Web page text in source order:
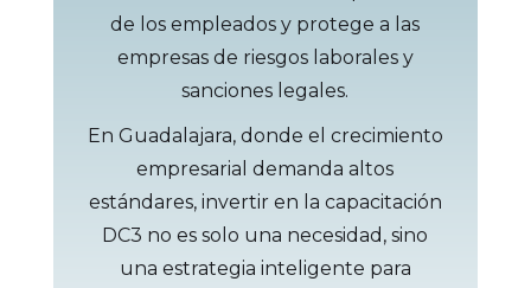
de los empleados y protege a las
empresas de riesgos laborales y
sanciones legales.
En Guadalajara, donde el crecimiento
empresarial demanda altos
estándares, invertir en la capacitación
DC3 no es solo una necesidad, sino
una estrategia inteligente para